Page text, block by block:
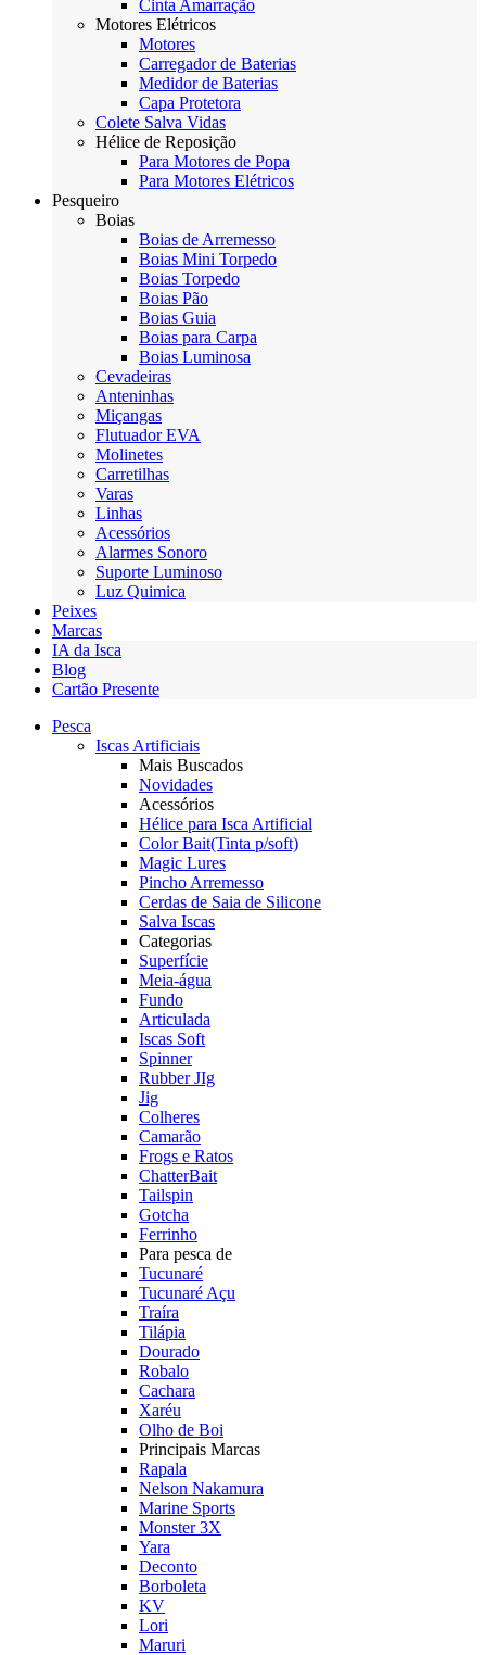
Cinta Amarração
Motores Elétricos
Motores
Carregador de Baterias
Medidor de Baterias
Capa Protetora
Colete Salva Vidas
Hélice de Reposição
Para Motores de Popa
Para Motores Elétricos
Pesqueiro
Boias
Boias de Arremesso
Boias Mini Torpedo
Boias Torpedo
Boias Pão
Boias Guia
Boias para Carpa
Boias Luminosa
Cevadeiras
Anteninhas
Miçangas
Flutuador EVA
Molinetes
Carretilhas
Varas
Linhas
Acessórios
Alarmes Sonoro
Suporte Luminoso
Luz Quimica
Peixes
Marcas
IA da Isca
Blog
Cartão Presente
Pesca
Iscas Artificiais
Mais Buscados
Novidades
Acessórios
Hélice para Isca Artificial
Color Bait(Tinta p/soft)
Magic Lures
Pincho Arremesso
Cerdas de Saia de Silicone
Salva Iscas
Categorias
Superfície
Meia-água
Fundo
Articulada
Iscas Soft
Spinner
Rubber JIg
Jig
Colheres
Camarão
Frogs e Ratos
ChatterBait
Tailspin
Gotcha
Ferrinho
Para pesca de
Tucunaré
Tucunaré Açu
Traíra
Tilápia
Dourado
Robalo
Cachara
Xaréu
Olho de Boi
Principais Marcas
Rapala
Nelson Nakamura
Marine Sports
Monster 3X
Yara
Deconto
Borboleta
KV
Lori
Maruri